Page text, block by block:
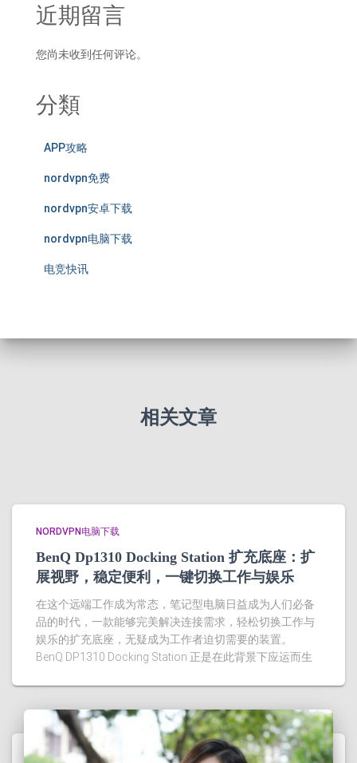
近期留言
您尚未收到任何评论。
分類
APP攻略
nordvpn免费
nordvpn安卓下载
nordvpn电脑下载
电竞快讯
相关文章
NORDVPN电脑下载
BenQ Dp1310 Docking Station 扩充底座：扩
展视野，稳定便利，一键切换工作与娱乐
在这个远端工作成为常态，笔记型电脑日益成为人们必备
品的时代，一款能够完美解决连接需求，轻松切换工作与
娱乐的扩充底座，无疑成为工作者迫切需要的装置。
BenQ DP1310 Docking Station 正是在此背景下应运而生